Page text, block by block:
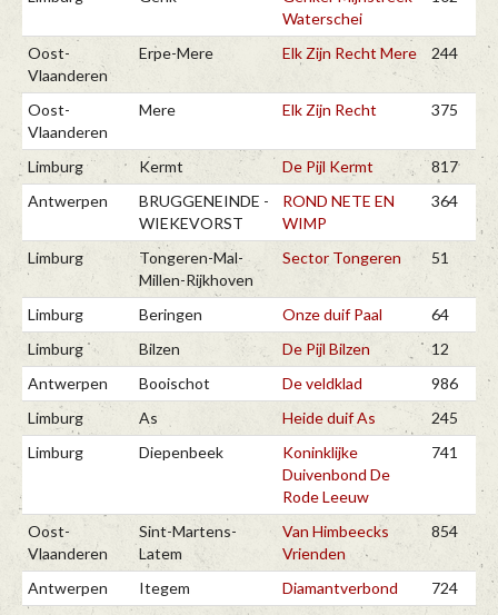
Waterschei
Oost-
Vlaanderen
Erpe-Mere Elk Zijn Recht Mere 244
Oost-
Vlaanderen
Mere Elk Zijn Recht 375
Limburg Kermt De Pijl Kermt
817
Antwerpen
BRUGGENEINDE -
WIEKEVORST
ROND NETE EN
WIMP
364
Limburg
Tongeren-Mal-
Millen-Rijkhoven
Sector Tongeren 51
Limburg Beringen Onze duif Paal
64
Limburg
Bilzen De Pijl Bilzen
12
Antwerpen
Booischot De veldklad
986
Limburg
As Heide duif As
245
Limburg
Diepenbeek
Koninklijke
Duivenbond De
Rode Leeuw
741
Oost-
Vlaanderen
Sint-Martens-
Latem
Van Himbeecks
Vrienden
854
Antwerpen Itegem Diamantverbond
724